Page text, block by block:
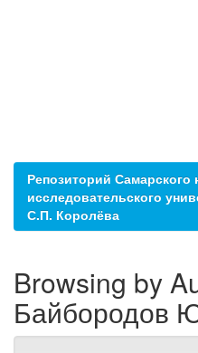
Репозиторий Самарского
исследовательского
С.П. Королёва
Browsing by
Байбородов